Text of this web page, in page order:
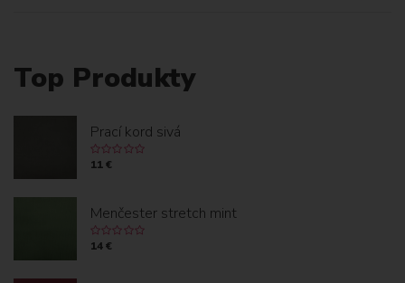
Top Produkty
Prací kord sivá
11 €
Menčester stretch mint
14 €